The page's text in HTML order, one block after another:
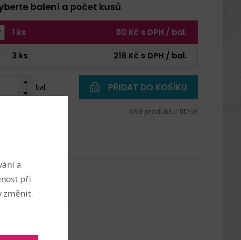
balení a počet kusů
1 ks 80 Kč s DPH / bal.
3 ks 216 Kč s DPH / bal.
bal. PŘIDAT DO KOŠÍKU
Kód produktu: 111258
a
při
změnit.